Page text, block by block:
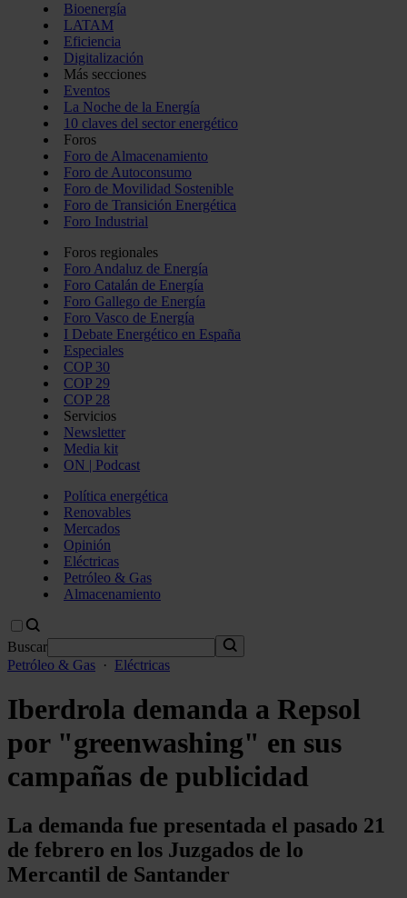
Bioenergía
LATAM
Eficiencia
Digitalización
Más secciones
Eventos
La Noche de la Energía
10 claves del sector energético
Foros
Foro de Almacenamiento
Foro de Autoconsumo
Foro de Movilidad Sostenible
Foro de Transición Energética
Foro Industrial
Foros regionales
Foro Andaluz de Energía
Foro Catalán de Energía
Foro Gallego de Energía
Foro Vasco de Energía
I Debate Energético en España
Especiales
COP 30
COP 29
COP 28
Servicios
Newsletter
Media kit
ON | Podcast
Política energética
Renovables
Mercados
Opinión
Eléctricas
Petróleo & Gas
Almacenamiento
Buscar
Petróleo & Gas · Eléctricas
Iberdrola demanda a Repsol
por "greenwashing" en sus
campañas de publicidad
La demanda fue presentada el pasado 21
de febrero en los Juzgados de lo
Mercantil de Santander